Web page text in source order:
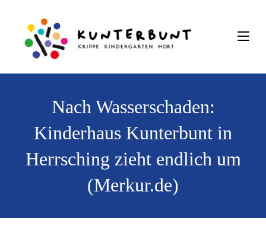
Nach Wasserschaden:
Kinderhaus Kunterbunt in
Herrsching zieht endlich um
(Merkur.de)